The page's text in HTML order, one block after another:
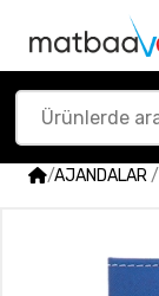
/AJANDALAR/